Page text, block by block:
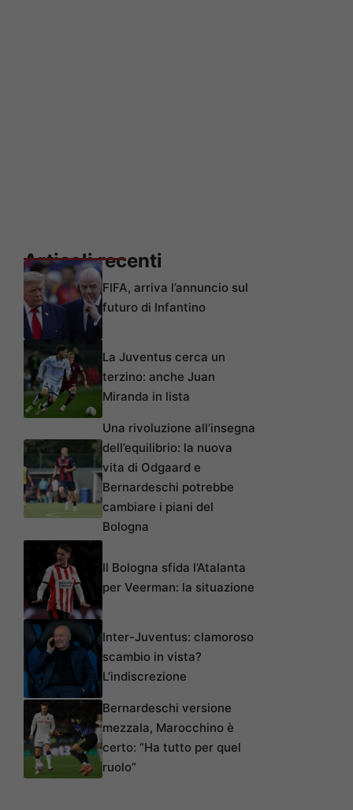
Articoli recenti
FIFA, arriva l’annuncio sul
futuro di Infantino
La Juventus cerca un
terzino: anche Juan
Miranda in lista
Una rivoluzione all’insegna
dell’equilibrio: la nuova
vita di Odgaard e
Bernardeschi potrebbe
cambiare i piani del
Bologna
Il Bologna sfida l’Atalanta
per Veerman: la situazione
Inter-Juventus: clamoroso
scambio in vista?
L’indiscrezione
Bernardeschi versione
mezzala, Marocchino è
certo: “Ha tutto per quel
ruolo”